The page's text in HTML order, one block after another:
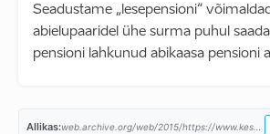
Seadustame „lesepensioni“
abielupaaridel ühe surma puhul
pensioni lahkunud abikaasa pensioni
Allikas: